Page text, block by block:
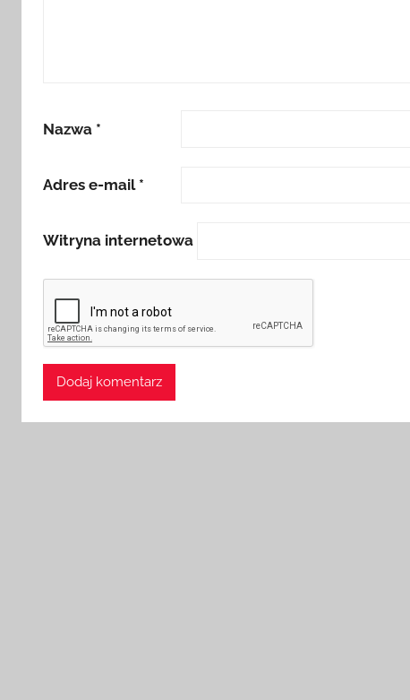
Nazwa *
Adres e-mail *
Witryna internetowa